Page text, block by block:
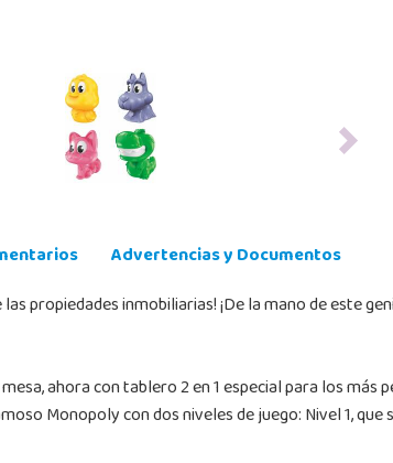
Next
Advertencias y Documentos
propiedades inmobiliarias! ¡De la mano de este
ahora con tablero 2 en 1 especial para los más
Monopoly con dos niveles de juego: Nivel 1,